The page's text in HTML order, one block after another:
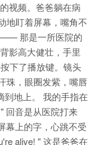
视频。爸爸躺在病
地盯着屏幕，嘴角不
—— 那是一所医院的
影高大健壮，手里
下了播放键。镜头
珠，眼圈发紫，嘴唇
到地上。 我的手指在
回音是从医院打来
幕上的字，心跳不受
alive! " 这是爸爸在